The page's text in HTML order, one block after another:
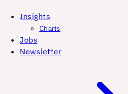
Insights
Charts
Jobs
Newsletter